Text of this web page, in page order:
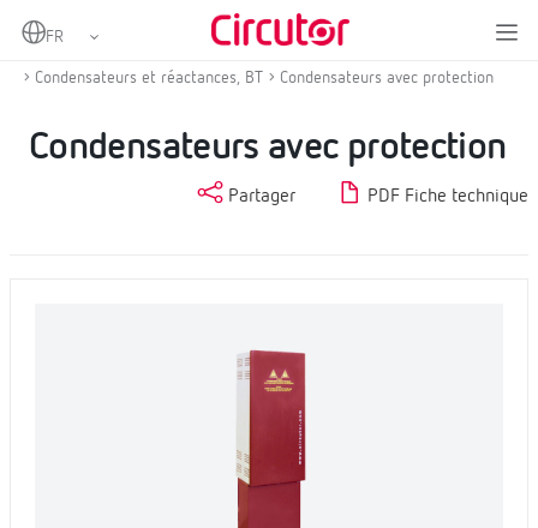
Home
Condensateurs et réactances, BT
Condensateurs avec protection
Condensateurs avec protection
Partager PDF Fiche technique